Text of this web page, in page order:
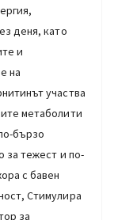
деня, като
и
на
участва
метаболити
бързо
за тежест и по-
с бавен
Стимулира
за